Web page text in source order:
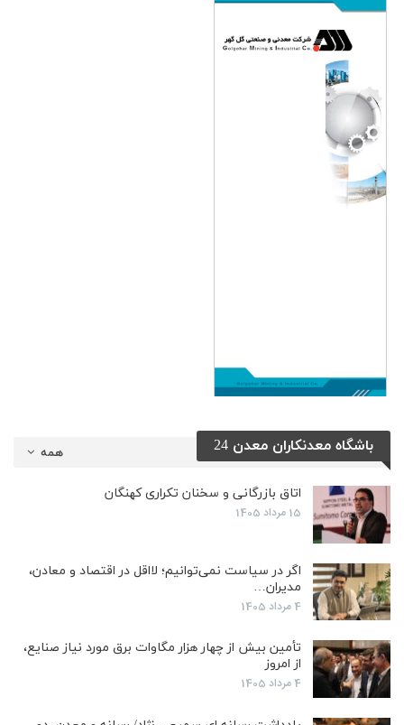
همه باشگاه معدنکاران معدن 24
اتاق بازرگانی و سخنان تکراری کهنگان
15 مرداد 1405
اگر در سیاست نمی‌توانیم؛ لااقل در اقتصاد و معادن،
مدیران…
4 مرداد 1405
تأمین بیش از چهار هزار مگاوات برق مورد نیاز صنایع،
از امروز
4 مرداد 1405